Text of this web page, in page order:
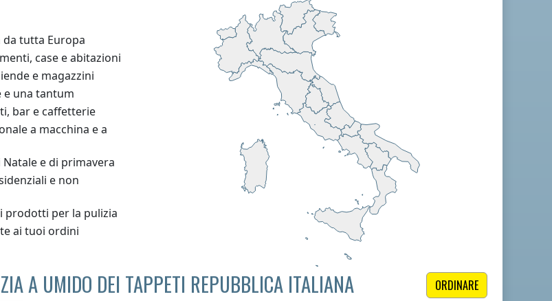
tutta Europa
case e abitazioni
e magazzini
e una tantum
bar e caffetterie
a macchina e a
e di primavera
e non
prodotti per la pulizia
ai tuoi ordini
ORDINARE
A UMIDO DEI TAPPETI REPUBBLICA ITALIANA